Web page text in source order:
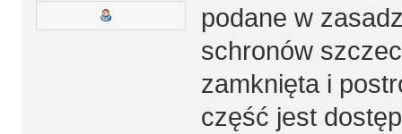
podane w
schronów
zamknięta i
część jest